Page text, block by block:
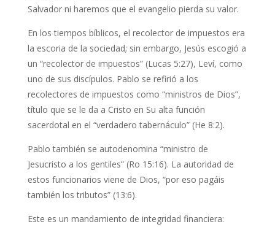
Salvador ni haremos que el evangelio pierda su valor.
En los tiempos bíblicos, el recolector de impuestos era
la escoria de la sociedad; sin embargo, Jesús escogió a
un “recolector de impuestos” (Lucas 5:27), Leví, como
uno de sus discípulos. Pablo se refirió a los
recolectores de impuestos como “ministros de Dios”,
título que se le da a Cristo en Su alta función
sacerdotal en el “verdadero tabernáculo” (He 8:2).
Pablo también se autodenomina “ministro de
Jesucristo a los gentiles” (Ro 15:16). La autoridad de
estos funcionarios viene de Dios, “por eso pagáis
también los tributos” (13:6).
Este es un mandamiento de integridad financiera: